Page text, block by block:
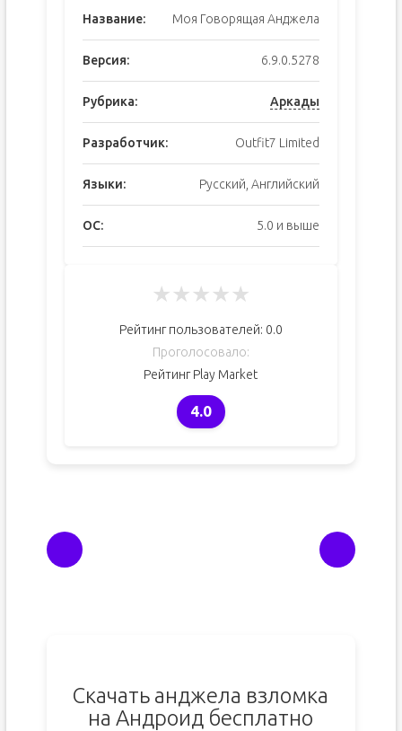
Название: Моя Говорящая Анджела
Версия: 6.9.0.5278
Рубрика: Аркады
Разработчик: Outfit7 Limited
Языки: Русский, Английский
ОС: 5.0 и выше
★★★★★
Рейтинг пользователей: 0.0
Проголосовало:
Рейтинг Play Market
4.0
Скачать анджела взломка
на Андроид бесплатно